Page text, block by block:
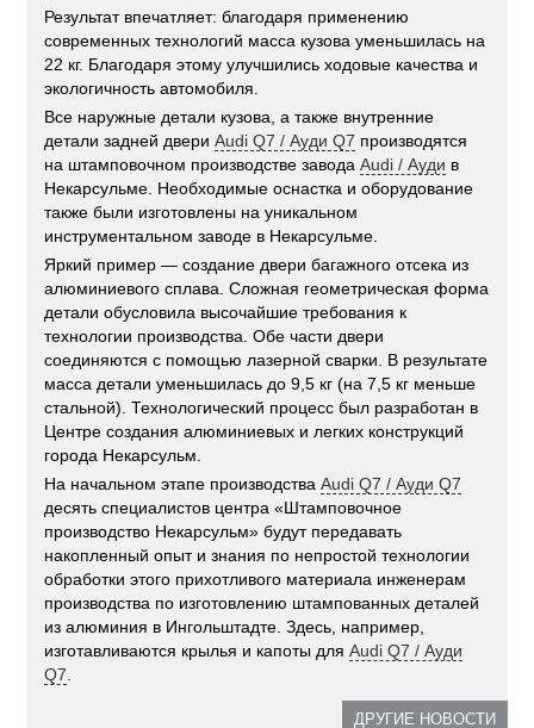
Результат впечатляет: благодаря применению
современных технологий масса кузова уменьшилась на
22 кг. Благодаря этому улучшились ходовые качества и
экологичность автомобиля.
Все наружные детали кузова, а также внутренние
детали задней двериAudi Q7 / Ауди Q7 производятся
на штамповочном производстве заводаAudi / Ауди в
Некарсульме. Необходимые оснастка и оборудование
также были изготовлены на уникальном
инструментальном заводе в Некарсульме.
Яркий пример — создание двери багажного отсека из
алюминиевого сплава. Сложная геометрическая форма
детали обусловила высочайшие требования к
технологии производства. Обе части двери
соединяются с помощью лазерной сварки. В результате
масса детали уменьшилась до 9,5 кг (на 7,5 кг меньше
стальной). Технологический процесс был разработан в
Центре создания алюминиевых и легких конструкций
города Некарсульм.
На начальном этапе производстваAudi Q7 / Ауди Q7
десять специалистов центра «Штамповочное
производство Некарсульм» будут передавать
накопленный опыт и знания по непростой технологии
обработки этого прихотливого материала инженерам
производства по изготовлению штампованных деталей
из алюминия в Ингольштадте. Здесь, например,
изготавливаются крылья и капоты дляAudi Q7 / Ауди
Q7
ДРУГИЕ НОВОСТИ